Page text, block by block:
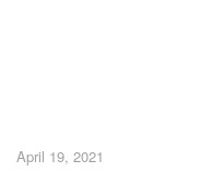
April 19, 2021